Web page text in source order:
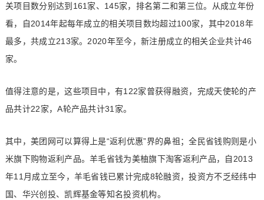
关项目数分别达到161家、145家，排名第二和第三位。从成立年份
看，自2014年起每年成立的相关项目数均超过100家，其中2018年
最多，共成立213家。2020年至今，新注册成立的相关企业共计46
家。
值得注意的是，这些项目中，有122家曾获得融资，完成天使轮的产
品共计22家，A轮产品共计31家。
其中，美团网可以算得上是“返利优惠”界的鼻祖；全民省钱购则是小
米旗下购物返利产品。羊毛省钱为美柚旗下淘客返利产品，自2013
年11月成立至今，羊毛省钱已累计完成8轮融资，投资方不乏经纬中
国、华兴创投、凯辉基金等知名投资机构。